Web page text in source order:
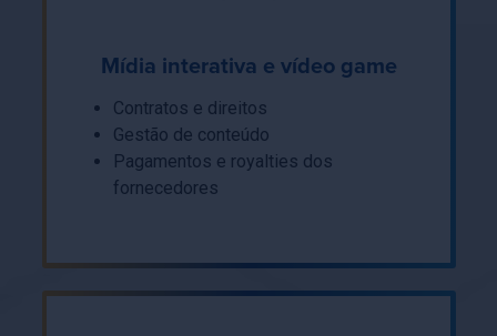
Mídia interativa e vídeo game
Contratos e direitos
Gestão de conteúdo
Pagamentos e royalties dos
fornecedores